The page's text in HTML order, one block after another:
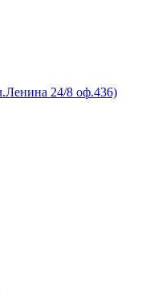
24/8 оф.436)